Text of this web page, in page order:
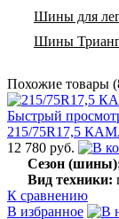
Шины для
Шины
Похожие товары
Быстрый
215/75R17,5
12 780 руб.
Сезон
Вид техники:
К сравнению
В избранное